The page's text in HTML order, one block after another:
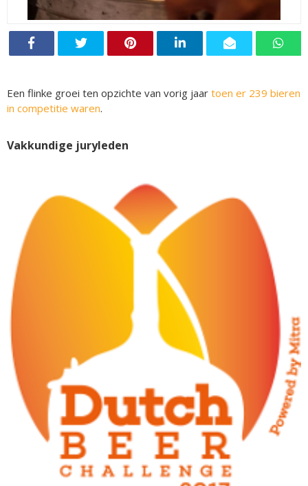
Een flinke groei ten opzichte van vorig jaar toen er 239 bieren
in competitie waren.
Vakkundige juryleden